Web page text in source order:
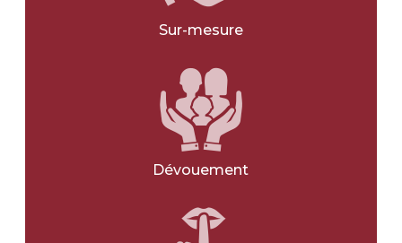
Sur-mesure
Dévouement